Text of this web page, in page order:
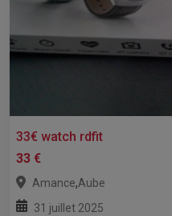
33€ watch rdfit
33 €
Amance,Aube
31 juillet 2025